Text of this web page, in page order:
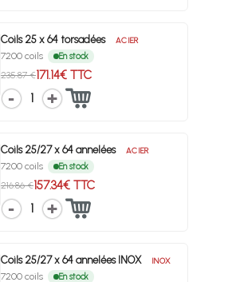
Coils 25 x 64 torsadées ACIER
7200 coils En stock
235.87 €171.14€ TTC
1
Coils 25/27 x 64 annelées ACIER
7200 coils En stock
216.86 €157.34€ TTC
1
Coils 25/27 x 64 annelées INOX INOX
7200 coils En stock